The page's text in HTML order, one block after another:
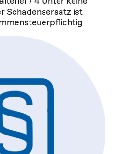
Schadensersatz ist